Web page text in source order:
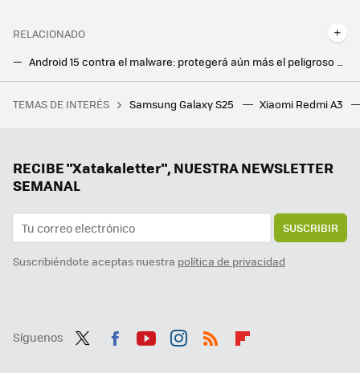
RELACIONADO
Android 15 contra el malware: protegerá aún más el peligroso permiso de accesibilidad
Android 13 sigue en cabeza y Android 14 en quinto puesto: así quedan las versiones de Android más usadas en 2024
Hay 28 milmillonarios por las criptomonedas en el mundo. Solo 11 de ellos lo son por invertir en bitcoin
TEMAS DE INTERÉS Samsung Galaxy S25 Xiaomi Redmi A3
RECIBE "Xatakaletter", NUESTRA NEWSLETTER
SEMANAL
SUSCRIBIR
Suscribiéndote aceptas nuestra política de privacidad
Síguenos